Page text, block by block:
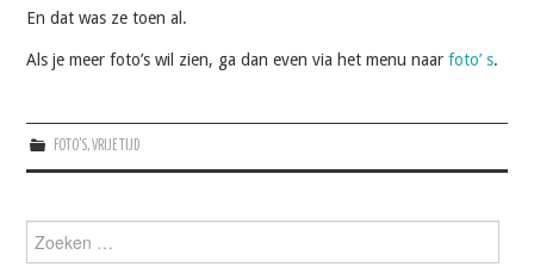
En dat was ze toen al.
Als je meer foto’s wil zien, ga dan even via het menu naarfoto’ s.
FOTO'S,VRIJE TIJD
Zoeken
naar: